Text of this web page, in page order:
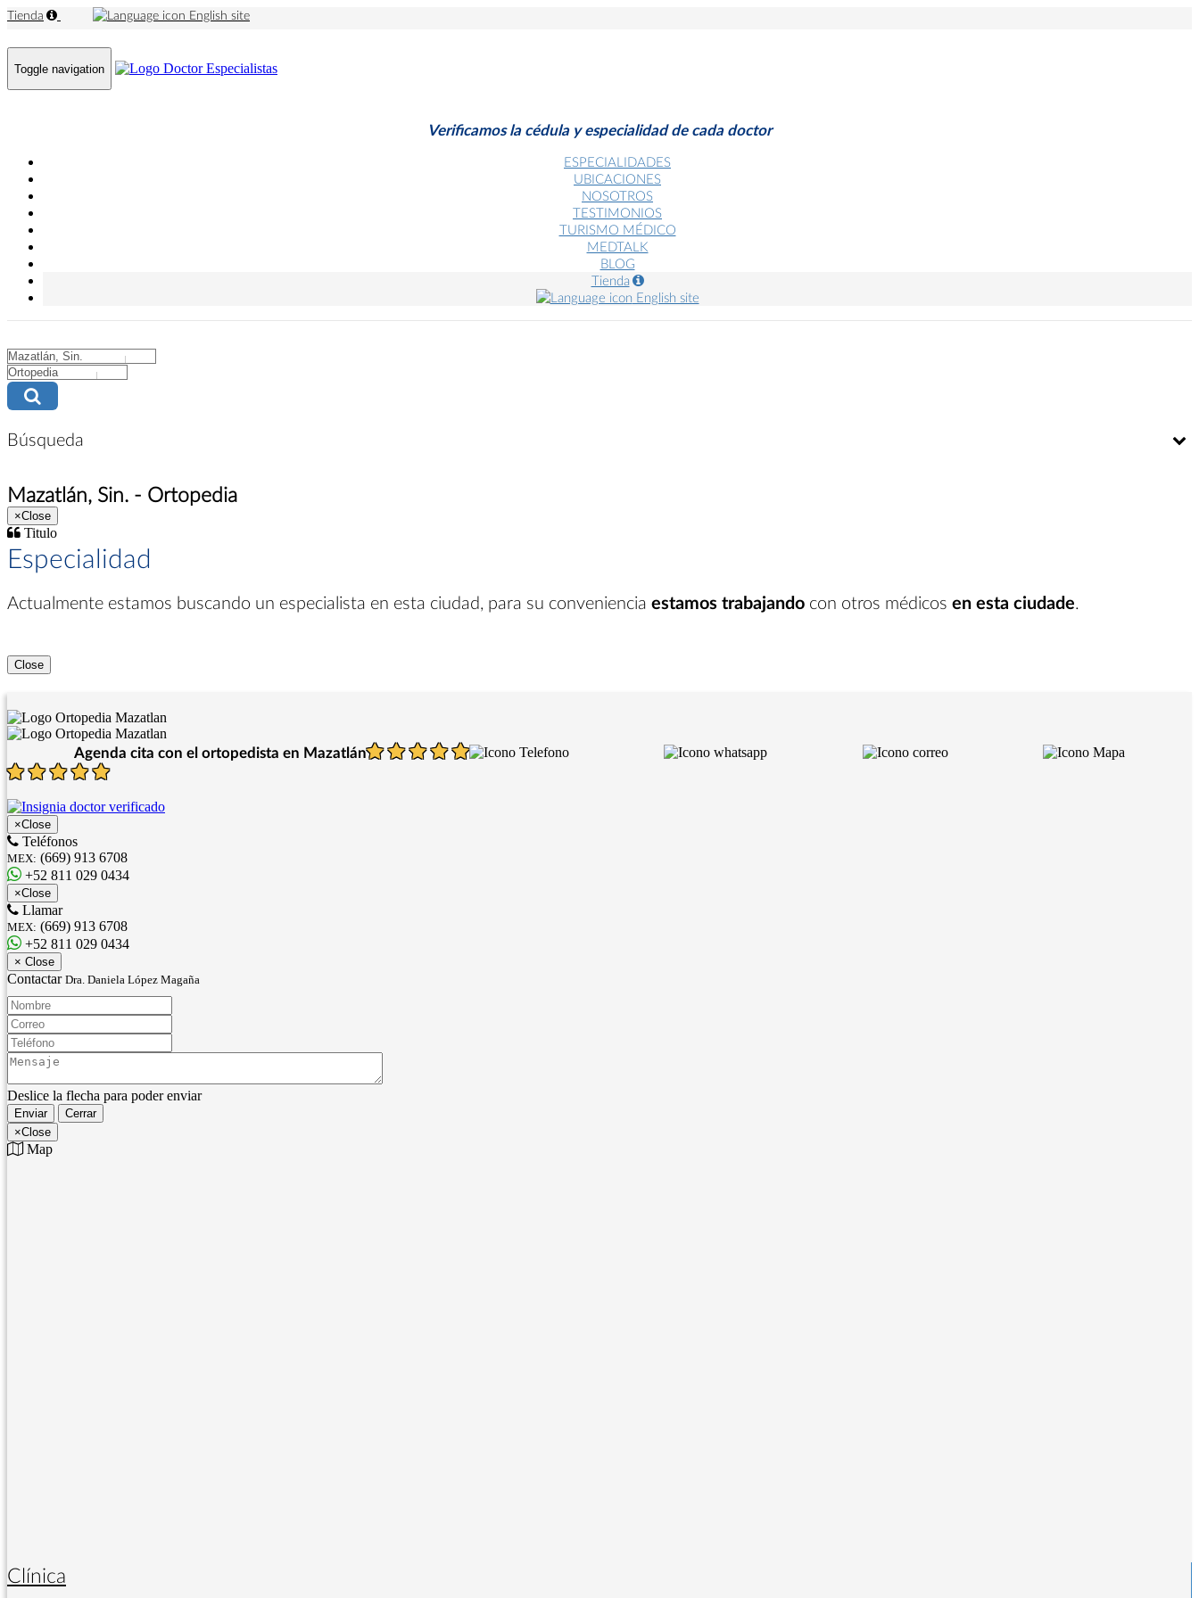
Tienda English site
Toggle navigation
Verificamos la cédula y especialidad de cada doctor
ESPECIALIDADES
UBICACIONES
NOSOTROS
TESTIMONIOS
TURISMO MÉDICO
MEDTALK
BLOG
Tienda
English site
City
Búsqueda
Mazatlán, Sin. - Ortopedia
×Close
Titulo
Especialidad
Actualmente estamos buscando un especialista en esta ciudad, para su conveniencia estamos trabajando con otros médicos en esta ciudade.
Close
Agenda cita con el ortopedista en Mazatlán
×Close
Teléfonos
MEX: (669) 913 6708
+52 811 029 0434
×Close
Llamar
MEX: (669) 913 6708
+52 811 029 0434
× Close
Contactar Dra. Daniela López Magaña
Nombre:
Correo:
Teléfono:
Mensaje:
Deslice la flecha para poder enviar
Enviar
Cerrar
×Close
Map
Clínica